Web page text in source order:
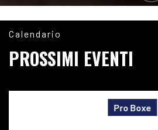
Calendario
PROSSIMI EVENTI